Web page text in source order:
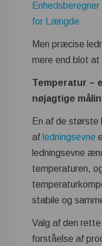
for Længde
Men præcise
mere end blot at
Temperatur –
nøjagtige
En af de største
af ledningsevne
ledningsevne
temperaturen,
stabile og
Valg af den
forståelse af